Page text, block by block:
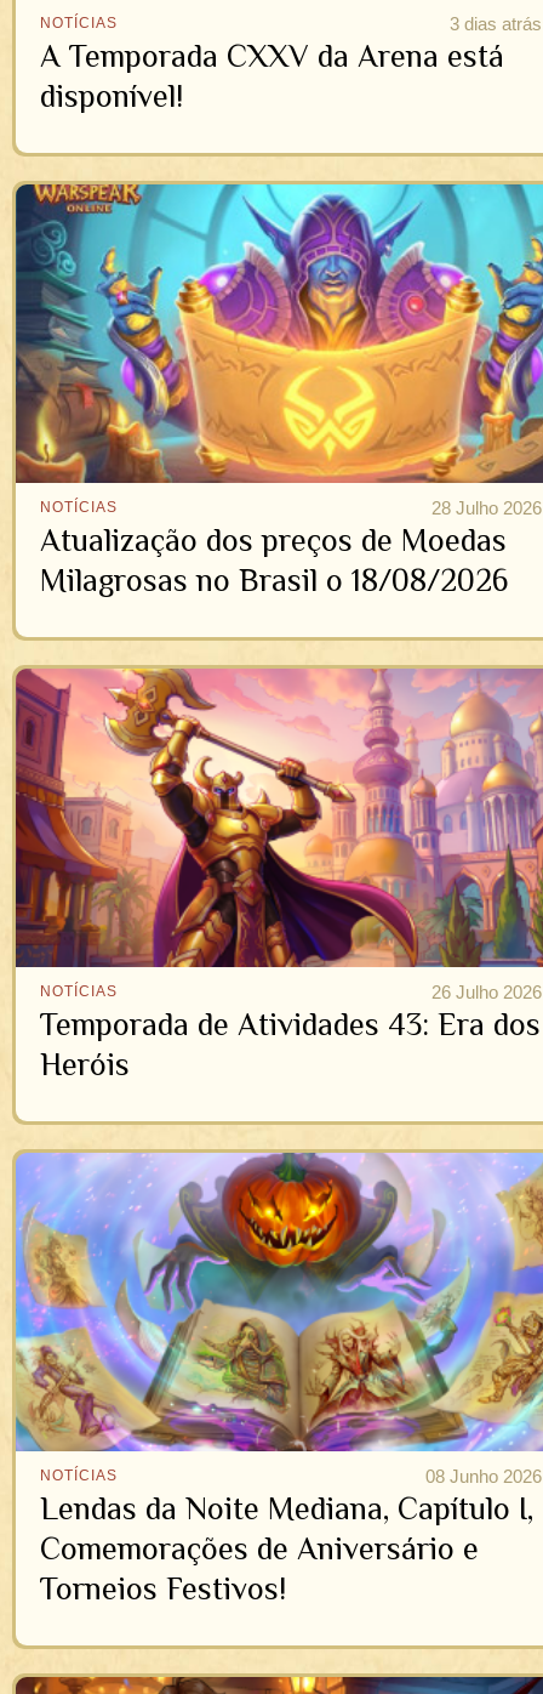
NOTÍCIAS
A Temporada CXXV da Arena está
disponível!
3 dias atrás
NOTÍCIAS
Atualização dos preços de Moedas
Milagrosas no Brasil o 18/08/2026
28 Julho 2026
NOTÍCIAS
Temporada de Atividades 43: Era dos
Heróis
26 Julho 2026
NOTÍCIAS
Lendas da Noite Mediana, Capítulo I,
Comemorações de Aniversário e
Torneios Festivos!
08 Junho 2026